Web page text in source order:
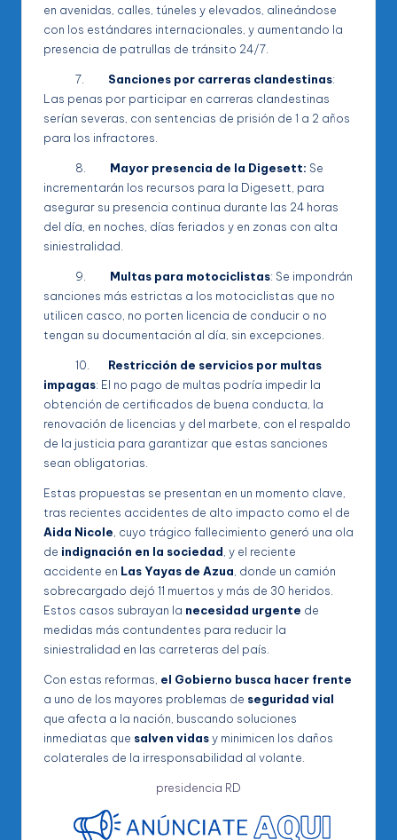
en avenidas, calles, túneles y elevados, alineándose
con los estándares internacionales, y aumentando la
presencia de patrullas de tránsito 24/7.
7. Sanciones por carreras clandestinas:
Las penas por participar en carreras clandestinas
serían severas, con sentencias de prisión de 1 a 2 años
para los infractores.
8. Mayor presencia de la Digesett: Se
incrementarán los recursos para la Digesett, para
asegurar su presencia continua durante las 24 horas
del día, en noches, días feriados y en zonas con alta
siniestralidad.
9. Multas para motociclistas: Se impondrán
sanciones más estrictas a los motociclistas que no
utilicen casco, no porten licencia de conducir o no
tengan su documentación al día, sin excepciones.
10. Restricción de servicios por multas
impagas: El no pago de multas podría impedir la
obtención de certificados de buena conducta, la
renovación de licencias y del marbete, con el respaldo
de la justicia para garantizar que estas sanciones
sean obligatorias.
Estas propuestas se presentan en un momento clave,
tras recientes accidentes de alto impacto como el de
Aida Nicole , cuyo trágico fallecimiento generó una ola
de indignación en la sociedad , y el reciente
accidente en Las Yayas de Azua , donde un camión
sobrecargado dejó 11 muertos y más de 30 heridos.
Estos casos subrayan la necesidad urgente de
medidas más contundentes para reducir la
siniestralidad en las carreteras del país.
Con estas reformas, el Gobierno busca hacer frente
a uno de los mayores problemas de seguridad vial
que afecta a la nación, buscando soluciones
inmediatas que salven vidasy minimicen los daños
colaterales de la irresponsabilidad al volante.
presidencia RD